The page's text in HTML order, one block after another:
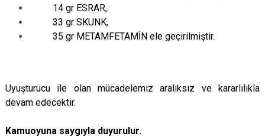
14 gr ESRAR,
33 gr SKUNK,
35 gr METAMFETAMİN ele geçirilmiştir.
Uyuşturucu ile olan mücadelemiz aralıksız ve kararlılıkla
devam edecektir.
Kamuoyuna saygıyla duyurulur.